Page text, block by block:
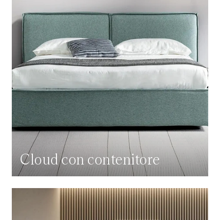
Cloud con contenitore